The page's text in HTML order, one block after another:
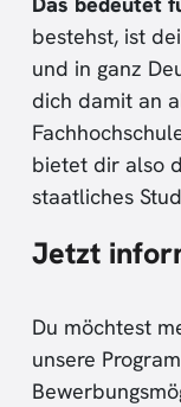
bestehst, ist
und in ganz
dich damit an
bietet dir also
staatliches
Jetzt
Du möchtest
unsere